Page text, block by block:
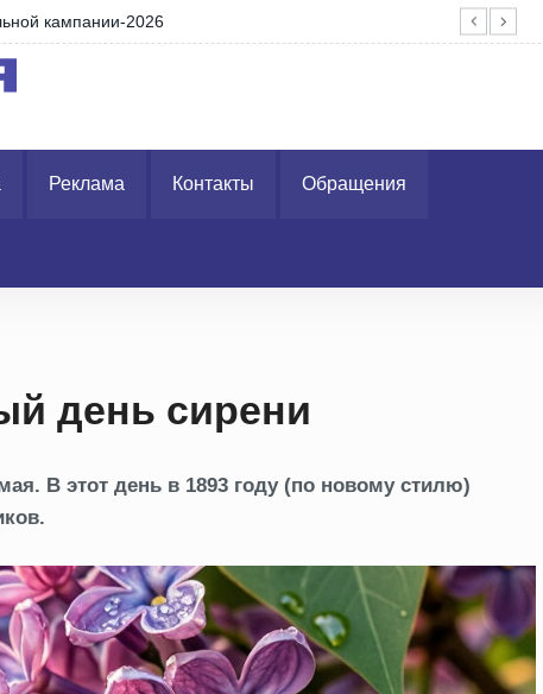
средств ожидают въезда в Евросоюз
Реклама Контакты Обращения
день сирени
В этот день в 1893 году (по новому стилю)